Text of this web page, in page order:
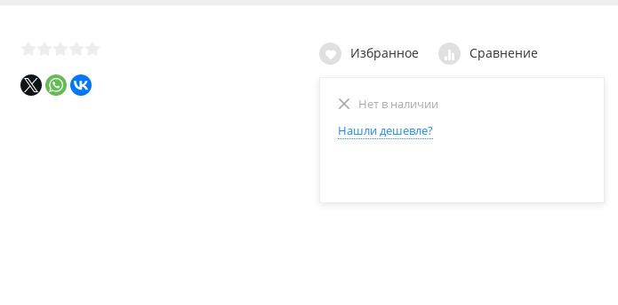
Избранное Сравнение
Нет в наличии
Нашли дешевле?